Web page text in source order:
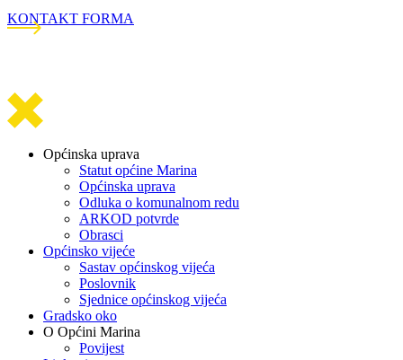
KONTAKT FORMA
Općinska uprava
Statut općine Marina
Općinska uprava
Odluka o komunalnom redu
ARKOD potvrde
Obrasci
Općinsko vijeće
Sastav općinskog vijeća
Poslovnik
Sjednice općinskog vijeća
Gradsko oko
O Općini Marina
Povijest